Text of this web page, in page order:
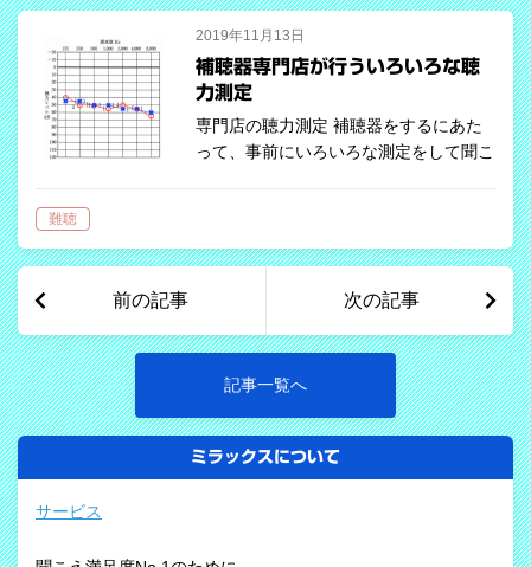
聴…
2019年11月13日
補聴器専門店が行ういろいろな聴
力測定
専門店の聴力測定 補聴器をするにあた
って、事前にいろいろな測定をして聞こ
ー音に反応してボタンを押すものだと思
難聴
前の記事 次の記事
記事一覧へ
ミラックスについて
サービス